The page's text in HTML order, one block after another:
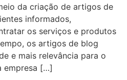
da criação de artigos de
informados,
os serviços e produtos
os artigos de blog
e mais relevância para o
empresa […]